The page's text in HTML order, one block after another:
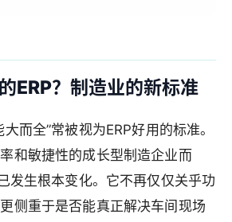
ERP？制造业的新标准
而全”常被视为ERP好用的标准。
和敏捷性的成长型制造企业而
发生根本变化。它不再仅仅关乎功
侧重于是否能真正解决车间现场